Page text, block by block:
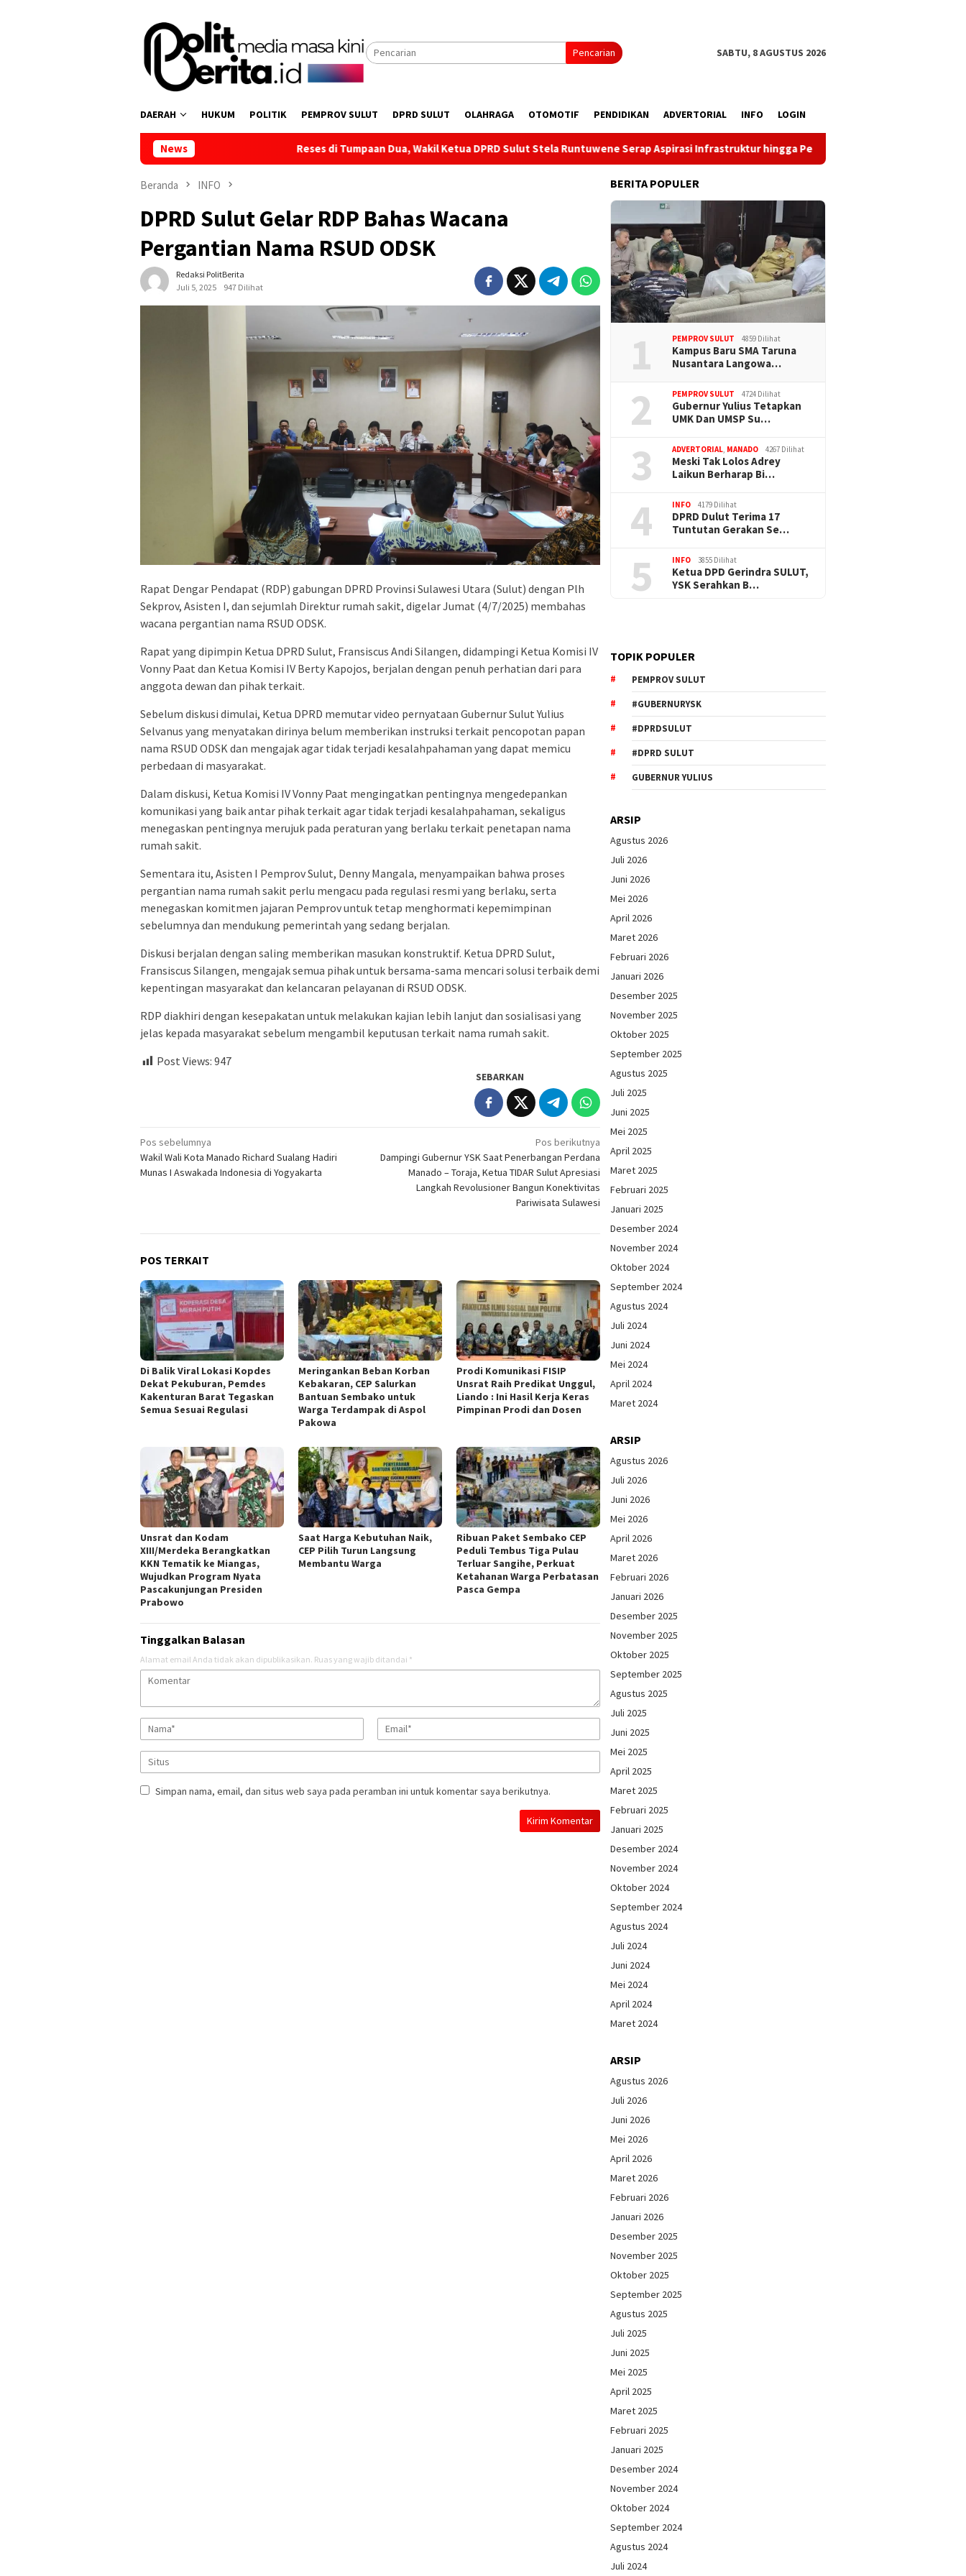
Pencarian
SABTU, 8 AGUSTUS 2026
DAERAH HUKUM POLITIK PEMPROV SULUT DPRD SULUT OLAHRAGA OTOMOTIF PENDIDIKAN ADVERTORIAL INFO LOGIN
News Reses di Tumpaan Dua, Wakil Ketua DPRD Sulut Stela Runtuwene Serap Aspirasi Infrastruktur hingga Pemberdayaan Ekonomi
Beranda INFO
DPRD Sulut Gelar RDP Bahas Wacana
Pergantian Nama RSUD ODSK
Redaksi PolitBerita
Juli 5, 2025
947 Dilihat
Rapat Dengar Pendapat (RDP) gabungan DPRD Provinsi Sulawesi Utara (Sulut) dengan Plh
Sekprov, Asisten I, dan sejumlah Direktur rumah sakit, digelar Jumat (4/7/2025) membahas
wacana pergantian nama RSUD ODSK.
Rapat yang dipimpin Ketua DPRD Sulut, Fransiscus Andi Silangen, didampingi Ketua Komisi IV
Vonny Paat dan Ketua Komisi IV Berty Kapojos, berjalan dengan penuh perhatian dari para
anggota dewan dan pihak terkait.
Sebelum diskusi dimulai, Ketua DPRD memutar video pernyataan Gubernur Sulut Yulius
Selvanus yang menyatakan dirinya belum memberikan instruksi terkait pencopotan papan
nama RSUD ODSK dan mengajak agar tidak terjadi kesalahpahaman yang dapat memicu
perbedaan di masyarakat.
Dalam diskusi, Ketua Komisi IV Vonny Paat mengingatkan pentingnya mengedepankan
komunikasi yang baik antar pihak terkait agar tidak terjadi kesalahpahaman, sekaligus
menegaskan pentingnya merujuk pada peraturan yang berlaku terkait penetapan nama
rumah sakit.
Sementara itu, Asisten I Pemprov Sulut, Denny Mangala, menyampaikan bahwa proses
pergantian nama rumah sakit perlu mengacu pada regulasi resmi yang berlaku, serta
menegaskan komitmen jajaran Pemprov untuk tetap menghormati kepemimpinan
sebelumnya dan mendukung pemerintah yang sedang berjalan.
Diskusi berjalan dengan saling memberikan masukan konstruktif. Ketua DPRD Sulut,
Fransiscus Silangen, mengajak semua pihak untuk bersama-sama mencari solusi terbaik demi
kepentingan masyarakat dan kelancaran pelayanan di RSUD ODSK.
RDP diakhiri dengan kesepakatan untuk melakukan kajian lebih lanjut dan sosialisasi yang
jelas kepada masyarakat sebelum mengambil keputusan terkait nama rumah sakit.
Post Views: 947
SEBARKAN
Navigasi
pos
Pos sebelumnya
Wakil Wali Kota Manado Richard Sualang Hadiri
Munas I Aswakada Indonesia di Yogyakarta
Pos berikutnya
Dampingi Gubernur YSK Saat Penerbangan Perdana
Manado – Toraja, Ketua TIDAR Sulut Apresiasi
Langkah Revolusioner Bangun Konektivitas
Pariwisata Sulawesi
POS TERKAIT
Di Balik Viral Lokasi Kopdes
Dekat Pekuburan, Pemdes
Kakenturan Barat Tegaskan
Semua Sesuai Regulasi
Meringankan Beban Korban
Kebakaran, CEP Salurkan
Bantuan Sembako untuk
Warga Terdampak di Aspol
Pakowa
Prodi Komunikasi FISIP
Unsrat Raih Predikat Unggul,
Liando : Ini Hasil Kerja Keras
Pimpinan Prodi dan Dosen
Unsrat dan Kodam
XIII/Merdeka Berangkatkan
KKN Tematik ke Miangas,
Wujudkan Program Nyata
Pascakunjungan Presiden
Prabowo
Saat Harga Kebutuhan Naik,
CEP Pilih Turun Langsung
Membantu Warga
Ribuan Paket Sembako CEP
Peduli Tembus Tiga Pulau
Terluar Sangihe, Perkuat
Ketahanan Warga Perbatasan
Pasca Gempa
Tinggalkan Balasan
Alamat email Anda tidak akan dipublikasikan. Ruas yang wajib ditandai *
Simpan nama, email, dan situs web saya pada peramban ini untuk komentar saya berikutnya.
BERITA POPULER
1 PEMPROV SULUT 4859 Dilihat
Kampus Baru SMA Taruna
Nusantara Langowa…
2 PEMPROV SULUT 4724 Dilihat
Gubernur Yulius Tetapkan
UMK Dan UMSP Su…
3 ADVERTORIAL MANADO 4267 Dilihat
Meski Tak Lolos Adrey
Laikun Berharap Bi…
4 INFO 4179 Dilihat
DPRD Dulut Terima 17
Tuntutan Gerakan Se…
5 INFO 3855 Dilihat
Ketua DPD Gerindra SULUT,
YSK Serahkan B…
TOPIK POPULER
PEMPROV SULUT
#GUBERNURYSK
#DPRDSULUT
#DPRD SULUT
GUBERNUR YULIUS
ARSIP
Agustus 2026
Juli 2026
Juni 2026
Mei 2026
April 2026
Maret 2026
Februari 2026
Januari 2026
Desember 2025
November 2025
Oktober 2025
September 2025
Agustus 2025
Juli 2025
Juni 2025
Mei 2025
April 2025
Maret 2025
Februari 2025
Januari 2025
Desember 2024
November 2024
Oktober 2024
September 2024
Agustus 2024
Juli 2024
Juni 2024
Mei 2024
April 2024
Maret 2024
ARSIP
Agustus 2026
Juli 2026
Juni 2026
Mei 2026
April 2026
Maret 2026
Februari 2026
Januari 2026
Desember 2025
November 2025
Oktober 2025
September 2025
Agustus 2025
Juli 2025
Juni 2025
Mei 2025
April 2025
Maret 2025
Februari 2025
Januari 2025
Desember 2024
November 2024
Oktober 2024
September 2024
Agustus 2024
Juli 2024
Juni 2024
Mei 2024
April 2024
Maret 2024
ARSIP
Agustus 2026
Juli 2026
Juni 2026
Mei 2026
April 2026
Maret 2026
Februari 2026
Januari 2026
Desember 2025
November 2025
Oktober 2025
September 2025
Agustus 2025
Juli 2025
Juni 2025
Mei 2025
April 2025
Maret 2025
Februari 2025
Januari 2025
Desember 2024
November 2024
Oktober 2024
September 2024
Agustus 2024
Juli 2024